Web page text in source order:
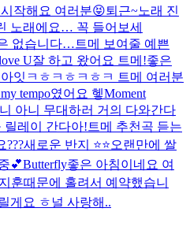
작해요 여러분😝퇴근~노래 진
노래에요… 꼭 들어보세
없습니다… 트메 보여줄 예쁜
U잘 하고 왔어요 트메!좋은
아잇ㅋㅎㅋㅎㅋㅎㅋ 트메 여러분
tempo였어요 헿Moment
아니 무대하러 거의 다와간다
릴레이 간다아! 트메 추천곡 듣는
???새로운 반지 ⭐️⭐️오랜만에 쌀
💕Butterfly좋은 아침이네요 여
훈때문에 홀려서 예약했습니
게요 ㅎ 널 사랑해..